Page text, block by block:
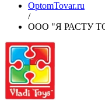
OptomTovar.ru
/
ООО "Я РАСТУ